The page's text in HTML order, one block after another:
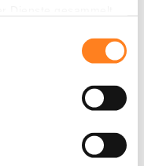
als der übrige